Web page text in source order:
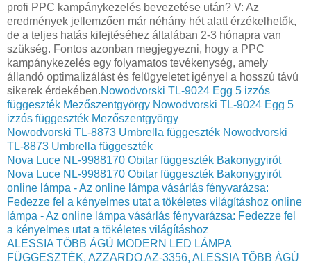
profi PPC kampánykezelés bevezetése után? V: Az
eredmények jellemzően már néhány hét alatt érzékelhetők,
de a teljes hatás kifejtéséhez általában 2-3 hónapra van
szükség. Fontos azonban megjegyezni, hogy a PPC
kampánykezelés egy folyamatos tevékenység, amely
állandó optimalizálást és felügyeletet igényel a hosszú távú
sikerek érdekében.Nowodvorski TL-9024 Egg 5 izzós
függeszték Mezőszentgyörgy Nowodvorski TL-9024 Egg 5
izzós függeszték Mezőszentgyörgy
Nowodvorski TL-8873 Umbrella függeszték Nowodvorski
TL-8873 Umbrella függeszték
Nova Luce NL-9988170 Obitar függeszték Bakonygyirót
Nova Luce NL-9988170 Obitar függeszték Bakonygyirót
online lámpa - Az online lámpa vásárlás fényvarázsa:
Fedezze fel a kényelmes utat a tökéletes világításhoz online
lámpa - Az online lámpa vásárlás fényvarázsa: Fedezze fel
a kényelmes utat a tökéletes világításhoz
ALESSIA TÖBB ÁGÚ MODERN LED LÁMPA
FÜGGESZTÉK, AZZARDO AZ-3356, ALESSIA TÖBB ÁGÚ